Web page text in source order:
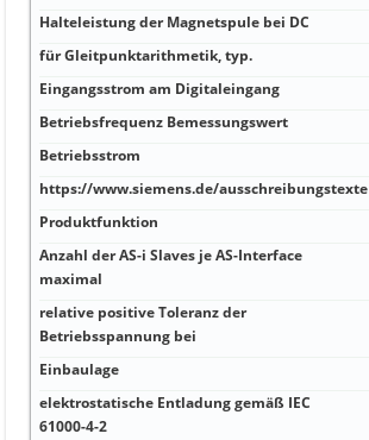
Halteleistung der Magnetspule bei DC
für Gleitpunktarithmetik, typ.
Eingangsstrom am Digitaleingang
Betriebsfrequenz Bemessungswert
Betriebsstrom
https://www.siemens.de/ausschreibungstexte
Produktfunktion
Anzahl der AS-i Slaves je AS-Interface
maximal
relative positive Toleranz der
Betriebsspannung bei
Einbaulage
elektrostatische Entladung gemäß IEC
61000-4-2